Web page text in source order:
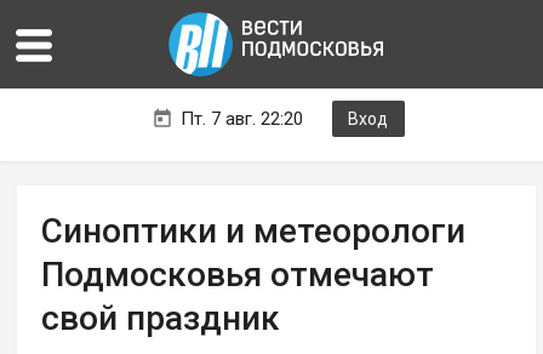
Пт. 7 авг. 22:20 Вход
Синоптики и метеорологи
Подмосковья отмечают
свой праздник